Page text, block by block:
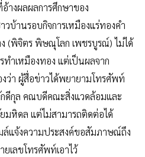
างผลผลการศึกษาของ
บ้านรอบกิจการเหมืองแร่ทองคำ
(พิจิตร พิษณุโลก เพชรบูรณ์) ไม่ได้
ำเหมืองทอง แต่เป็นผลจาก
ว่า ผู้สื่อข่าวได้พยายามโทรศัพท์
ดีกุล คณบดีคณะสิ่งแวดล้อมและ
มหิดล แต่ไม่สามารถติดต่อได้
ล์แจ้งความประสงค์ขอสัมภาษณ์ถึง
เลขโทรศัพท์เอาไว้